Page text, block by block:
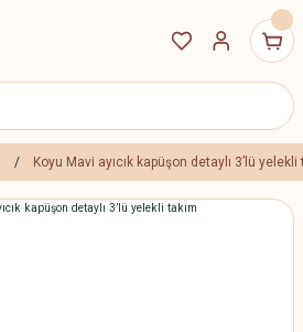
Koyu Mavi ayıcık kapüşon detaylı 3’lü yelekli